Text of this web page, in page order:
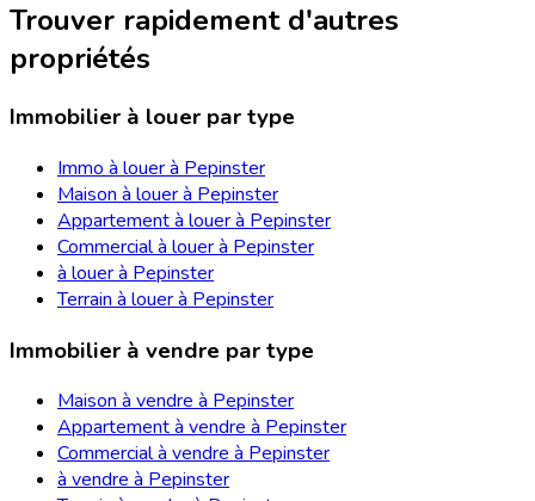
Trouver rapidement d'autres
propriétés
Immobilier à louer par type
Immo à louer à Pepinster
Maison à louer à Pepinster
Appartement à louer à Pepinster
Commercial à louer à Pepinster
à louer à Pepinster
Terrain à louer à Pepinster
Immobilier à vendre par type
Maison à vendre à Pepinster
Appartement à vendre à Pepinster
Commercial à vendre à Pepinster
à vendre à Pepinster